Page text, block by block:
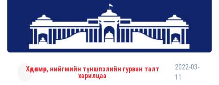
Хөдөлмөр, нийгмийн түншлэлийн гурван талт
харилцаа
2022-03-
11